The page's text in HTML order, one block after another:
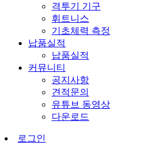
격투기 기구
휘트니스
기초체력 측정
납품실적
납품실적
커뮤니티
공지사항
견적문의
유튜브 동영상
다운로드
로그인